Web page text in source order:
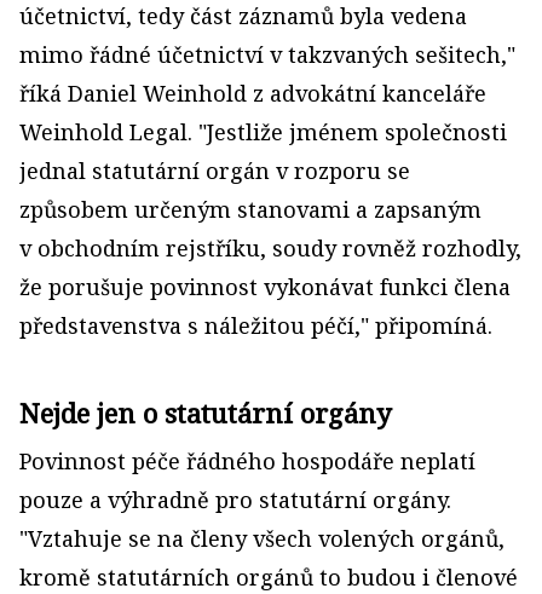
účetnictví, tedy část záznamů byla vedena
mimo řádné účetnictví v takzvaných sešitech,"
říká Daniel Weinhold z advokátní kanceláře
Weinhold Legal. "Jestliže jménem společnosti
jednal statutární orgán v rozporu se
způsobem určeným stanovami a zapsaným
v obchodním rejstříku, soudy rovněž rozhodly,
že porušuje povinnost vykonávat funkci člena
představenstva s náležitou péčí," připomíná.
Nejde jen o statutární orgány
Povinnost péče řádného hospodáře neplatí
pouze a výhradně pro statutární orgány.
"Vztahuje se na členy všech volených orgánů,
kromě statutárních orgánů to budou i členové